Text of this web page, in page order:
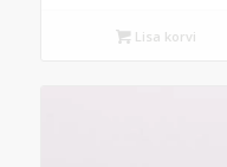
Lisa korvi